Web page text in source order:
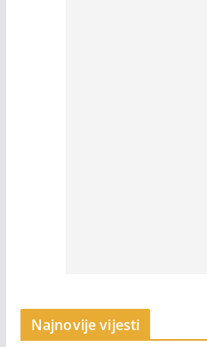
Najnovije vijesti